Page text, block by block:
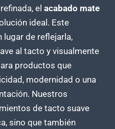
el acabado mate
ideal. Este
lugar de reflejarla,
al tacto y visualmente
productos que
modernidad o una
Nuestros
de tacto suave
sino que también